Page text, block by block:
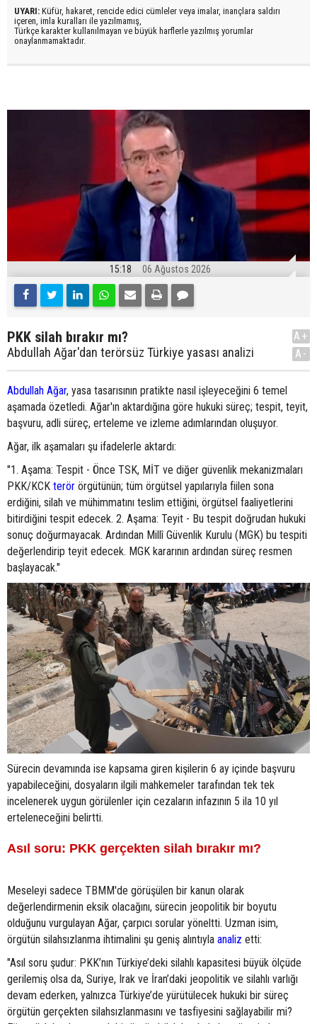
UYARI: Küfür, hakaret, rencide edici cümleler veya imalar, inançlara saldırı
içeren, imla kuralları ile yazılmamış,
Türkçe karakter kullanılmayan ve büyük harflerle yazılmış yorumlar
onaylanmamaktadır.
15:18 06 Ağustos 2026
PKK silah bırakır mı?
Abdullah Ağar'dan terörsüz Türkiye yasası analizi
A+
A-
Abdullah Ağar, yasa tasarısının pratikte nasıl işleyeceğini 6 temel
aşamada özetledi. Ağar'ın aktardığına göre hukuki süreç; tespit, teyit,
başvuru, adli süreç, erteleme ve izleme adımlarından oluşuyor.
Ağar, ilk aşamaları şu ifadelerle aktardı:
"1. Aşama: Tespit - Önce TSK, MİT ve diğer güvenlik mekanizmaları
PKK/KCK terör örgütünün; tüm örgütsel yapılarıyla fiilen sona
erdiğini, silah ve mühimmatını teslim ettiğini, örgütsel faaliyetlerini
bitirdiğini tespit edecek. 2. Aşama: Teyit - Bu tespit doğrudan hukuki
sonuç doğurmayacak. Ardından Millî Güvenlik Kurulu (MGK) bu tespiti
değerlendirip teyit edecek. MGK kararının ardından süreç resmen
başlayacak."
Sürecin devamında ise kapsama giren kişilerin 6 ay içinde başvuru
yapabileceğini, dosyaların ilgili mahkemeler tarafından tek tek
incelenerek uygun görülenler için cezaların infazının 5 ila 10 yıl
erteleneceğini belirtti.
Asıl soru: PKK gerçekten silah bırakır mı?
Meseleyi sadece TBMM'de görüşülen bir kanun olarak
değerlendirmenin eksik olacağını, sürecin jeopolitik bir boyutu
olduğunu vurgulayan Ağar, çarpıcı sorular yöneltti. Uzman isim,
örgütün silahsızlanma ihtimalini şu geniş alıntıyla analiz etti:
"Asıl soru şudur: PKK’nın Türkiye’deki silahlı kapasitesi büyük ölçüde
gerilemiş olsa da, Suriye, Irak ve İran’daki jeopolitik ve silahlı varlığı
devam ederken, yalnızca Türkiye’de yürütülecek hukuki bir süreç
örgütün gerçekten silahsızlanmasını ve tasfiyesini sağlayabilir mi?